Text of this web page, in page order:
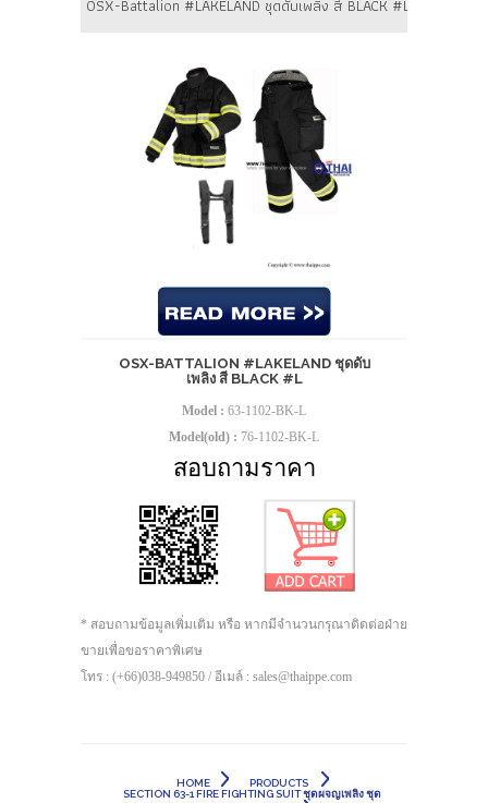
OSX-Battalion #LAKELAND ชุดดับเพลิง สี BLACK #L
OSX-BATTALION #LAKELAND ชุดดับ
เพลิง สี BLACK #L
Model : 63-1102-BK-L
Model(old) : 76-1102-BK-L
สอบถามราคา
* สอบถามข้อมูลเพิ่มเติม หรือ หากมีจำนวนกรุณาติดต่อฝ่าย
ขายเพื่อขอราคาพิเศษ
โทร : (+66)038-949850 / อีเมล์ : sales@thaippe.com
HOME
PRODUCTS
SECTION 63-1 FIRE FIGHTING SUIT ชุดผจญเพลิง ชุด